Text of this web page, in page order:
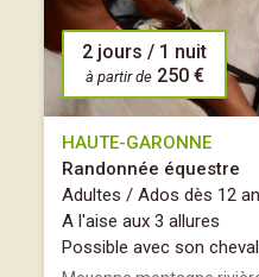
2 jours / 1 nuit
à partir de 250 €
HAUTE-GARONNE
Randonnée équestre
Adultes / Ados dès 12
A l'aise aux 3 allures
Possible avec son cheval